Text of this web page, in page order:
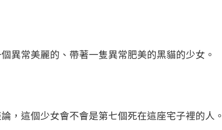
異常美麗的、帶著一隻異常肥美的黑貓的少女。
，這個少女會不會是第七個死在這座宅子裡的人。